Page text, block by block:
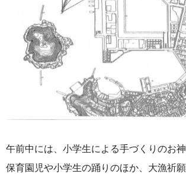
午前中には、小学生による手づくりのお神
保育園児や小学生の踊りのほか、大漁祈